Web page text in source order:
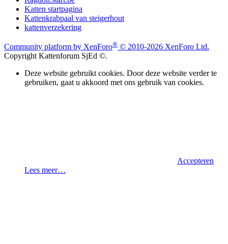
Katten startpagina
Kattenkrabpaal van steigerhout
kattenverzekering
Community platform by XenForo® © 2010-2026 XenForo Ltd.
Copyright Kattenforum SjEd ©.
Deze website gebruikt cookies. Door deze website verder te
gebruiken, gaat u akkoord met ons gebruik van cookies.
Accepteren
Lees meer…